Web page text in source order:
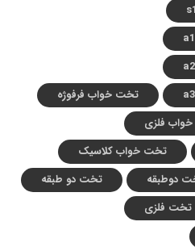
تخت خواب فرفوژه
فلزی
تخت خواب کلاسیک
دوطبقه
تخت دو طبقه
تخت فلزی